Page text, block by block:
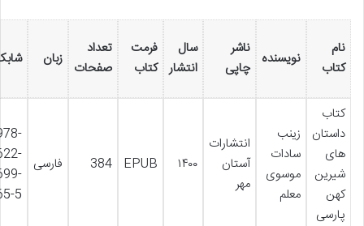
نام
کتاب
نویسنده
ناشر
چاپی
سال
انتشار
فرمت
کتاب
تعداد
صفحات زبان
کتاب
داستان
های
شیرین
کهن
پارسی
زینب
سادات
موسوی
معلم
انتشارات
آستان
مهر
۱۴۰۰ EPUB
384 فارسی
5